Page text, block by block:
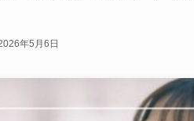
年5月6日